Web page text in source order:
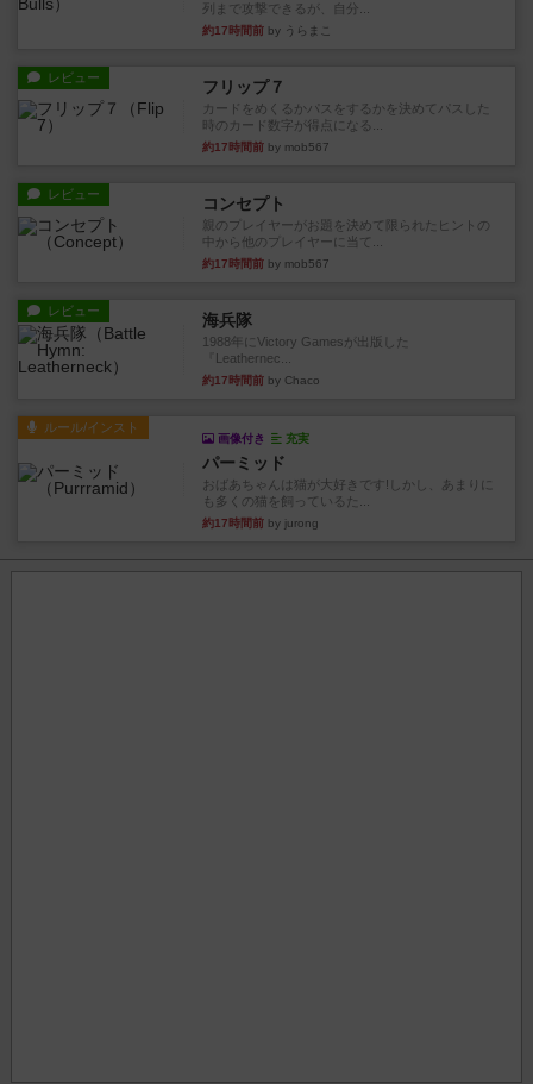
列まで攻撃できるが、自分...
約17時間前 by うらまこ
レビュー フリップ７
カードをめくるかパスをするかを決めてパスした
時のカード数字が得点になる...
約17時間前 by mob567
レビュー コンセプト
親のプレイヤーがお題を決めて限られたヒントの
中から他のプレイヤーに当て...
約17時間前 by mob567
レビュー 海兵隊
1988年にVictory Gamesが出版した
『Leathernec...
約17時間前 by Chaco
ルール/インスト
画像付き 充実
パーミッド
おばあちゃんは猫が大好きです!しかし、あまりに
も多くの猫を飼っているた...
約17時間前 by jurong